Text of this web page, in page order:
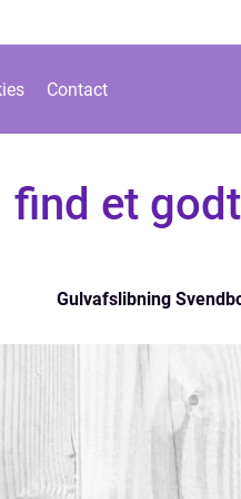
Contact
find et godt
Gulvafslibning